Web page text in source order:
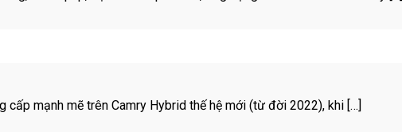
mạnh mẽ trên Camry Hybrid thế hệ mới (từ đời 2022), khi […]